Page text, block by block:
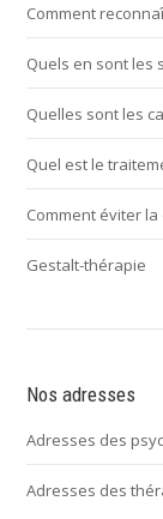
Comment
Quels en sont les
Quelles sont les
Quel est le
Comment éviter
Gestalt-thérapie
Nos adresses
Adresses des
Adresses des